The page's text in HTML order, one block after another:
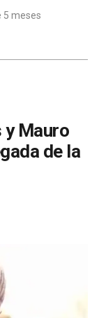
5 meses
y Mauro
de la